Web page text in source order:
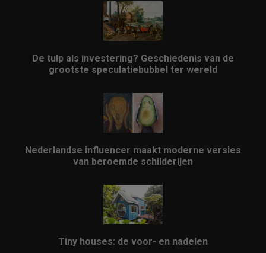
De tulp als investering? Geschiedenis van de
grootste speculatiebubbel ter wereld
Nederlandse influencer maakt moderne versies
van beroemde schilderijen
Tiny houses: de voor- en nadelen